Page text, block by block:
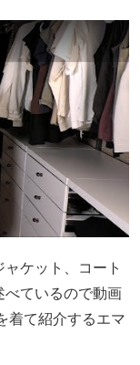
ケット、コート
べているので動画
着て紹介するエマ